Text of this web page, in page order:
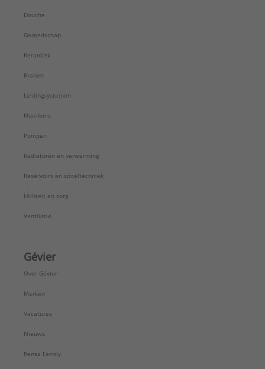
Douche
Gereedschap
Keramiek
Kranen
Leidingsystemen
Non-ferro
Pompen
Radiatoren en verwarming
Reservoirs en spoeltechniek
Utiliteit en zorg
Ventilatie
Gévier
Over Gévier
Merken
Vacatures
Nieuws
Rensa Family